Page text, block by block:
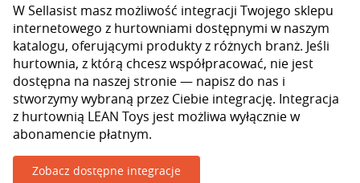
W Sellasist masz możliwość integracji Twojego sklepu
internetowego z hurtowniami dostępnymi w naszym
katalogu, oferującymi produkty z różnych branż. Jeśli
hurtownia, z którą chcesz współpracować, nie jest
dostępna na naszej stronie — napisz do nas i
stworzymy wybraną przez Ciebie integrację. Integracja
z hurtownią LEAN Toys jest możliwa wyłącznie w
abonamencie płatnym.
Zobacz dostępne integracje